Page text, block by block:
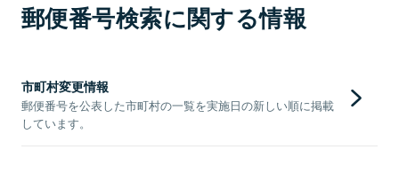
郵便番号検索に関する情報
市町村変更情報
郵便番号を公表した市町村の一覧を実施日の新しい順に掲載
しています。